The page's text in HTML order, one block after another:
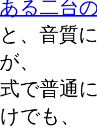
る二台
、音質
、
で普通
でも、